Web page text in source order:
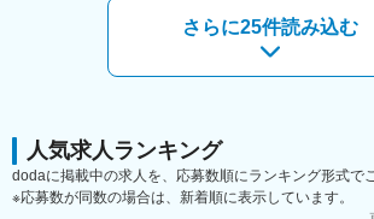
・リモート勤務：常駐先にもよりますが、お
・週休：土日祝休み
変更の範囲：会社の定める業務
OS：Windows、Linux環境、RTOS、ROS、
その他：AWS
～配属先は個人の想いと適性で判断～
・検査装置の制御プログラム開発
・MFP（複合機）家電の組み込みソフト開発
・通信モジュール（BT・LPWA・Wi-Fi）の
さらに25件読み込む
人気求人ランキング
dodaに掲載中の求人を、応募数順にランキング形式で
※応募数が同数の場合は、新着順に表示しています。